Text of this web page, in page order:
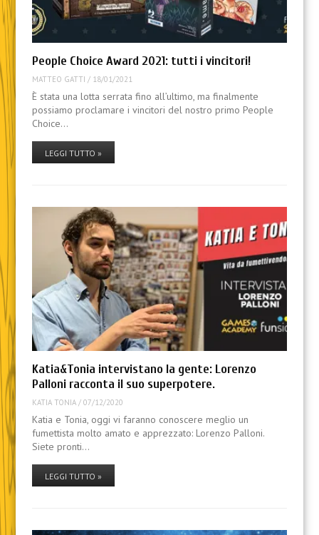
People Choice Award 2021: tutti i vincitori!
MATTEO GATTI / 18/01/2021
È stata una lotta serrata fino all’ultimo, ma finalmente
possiamo proclamare i vincitori del nostro primo People
Choice…
LEGGI TUTTO »
Katia&Tonia intervistano la gente: Lorenzo
Palloni racconta il suo superpotere.
KATIA TONIA/ 07/12/2020
Katia e Tonia, oggi vi faranno conoscere meglio un
fumettista molto amato e apprezzato: Lorenzo Palloni.
Siete pronti…
LEGGI TUTTO »